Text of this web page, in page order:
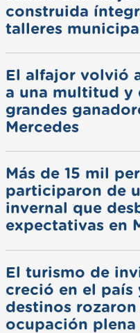
construida
talleres
El alfajor volvió
a una multitud y
grandes
Mercedes
Más de 15 mil
participaron de
invernal que
expectativas en
El turismo de
creció en el país
destinos rozaron
ocupación plena